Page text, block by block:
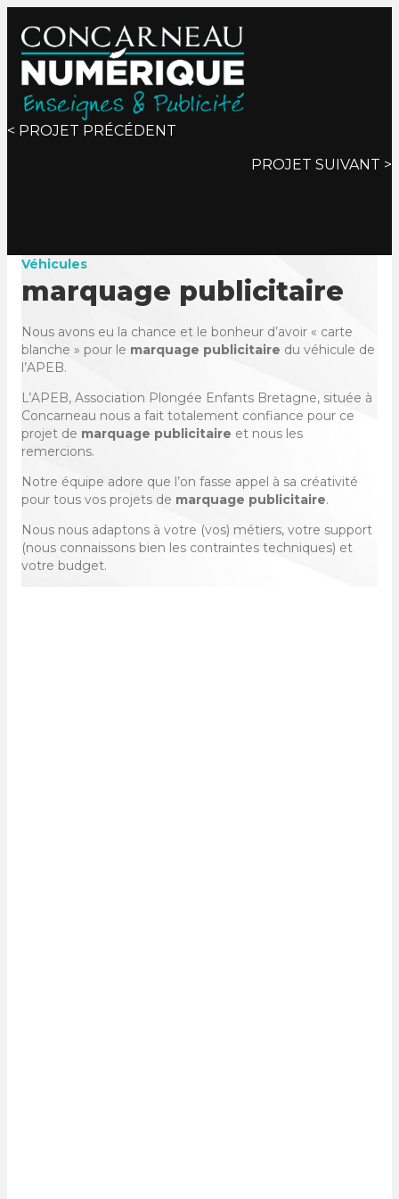
Posts
< PROJET PRÉCÉDENT
PROJET SUIVANT >
Véhicules
marquage publicitaire
Nous avons eu la chance et le bonheur d’avoir « carte
blanche » pour le marquage publicitaire du véhicule de
l’APEB.
L’APEB, Association Plongée Enfants Bretagne, située à
Concarneau nous a fait totalement confiance pour ce
projet de marquage publicitaire et nous les
remercions.
Notre équipe adore que l’on fasse appel à sa créativité
pour tous vos projets de marquage publicitaire.
Nous nous adaptons à votre (vos) métiers, votre support
(nous connaissons bien les contraintes techniques) et
votre budget.